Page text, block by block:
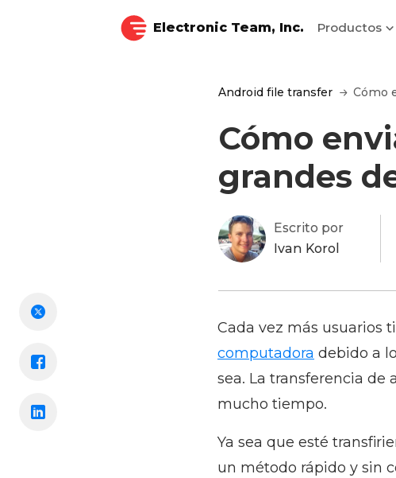
Electronic Team, Inc. Productos
Android file transfer Cómo
Cómo
grandes
Escrito por
Ivan Korol
Cada vez más usuarios
computadora debido a
sea. La transferencia de
mucho tiempo.
Ya sea que esté
un método rápido y sin